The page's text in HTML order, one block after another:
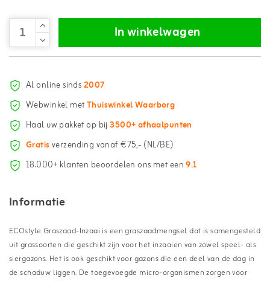
In winkelwagen
Al online sinds2007
Webwinkel metThuiswinkel Waarborg
Haal uw pakket op bij3500+ afhaalpunten
Gratisverzending vanaf €75,- (NL/BE)
18.000+ klanten beoordelen ons met een9.1
Informatie
ECOstyle Graszaad-Inzaai is een graszaadmengsel dat is samengesteld
uit grassoorten die geschikt zijn voor het inzaaien van zowel speel- als
siergazons. Het is ook geschikt voor gazons die een deel van de dag in
de schaduw liggen. De toegevoegde micro-organismen zorgen voor